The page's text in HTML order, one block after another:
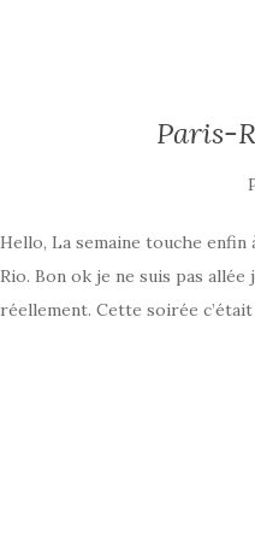
Paris-
Hello, La semaine touche
Rio. Bon ok je ne suis pas allée
réellement. Cette soirée